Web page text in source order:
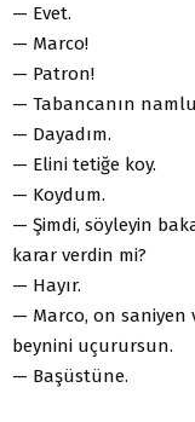
— Evet.
— Marco!
— Patron!
— Tabancanın
— Dayadım.
— Elini tetiğe koy.
— Koydum.
— Şimdi, söyleyin
karar verdin mi?
— Hayır.
— Marco, on saniyen
beynini uçurursun.
— Başüstüne.